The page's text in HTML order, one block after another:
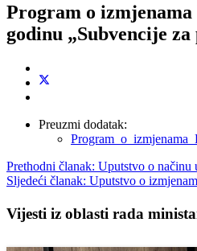
Program o
godinu „Subvencije
Preuzmi dodatak:
Prethodni članak: Uputstvo o načinu
Sljedeći članak: Uputstvo o
Vijesti iz oblasti rada